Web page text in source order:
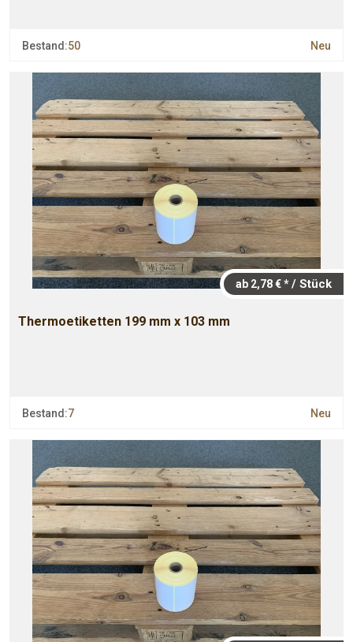
Bestand:50 Neu
ab 2,78 € */ Stück
Thermoetiketten 199 mm x 103 mm
Bestand:7 Neu